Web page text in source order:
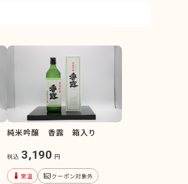
純米吟醸 香露 箱入り
税込 3,190 円
device_thermostat 常温 subtitles_offクーポン対象外